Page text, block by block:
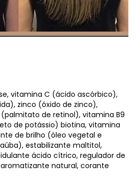
vitamina C (ácido ascórbico),
zinco (óxido de zinco),
de retinol), vitamina B9
de potássio) biotina, vitamina
de brilho (óleo vegetal e
estabilizante maltitol,
ácido cítrico, regulador de
natural, corante